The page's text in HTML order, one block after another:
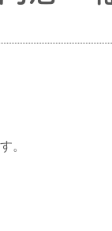
。